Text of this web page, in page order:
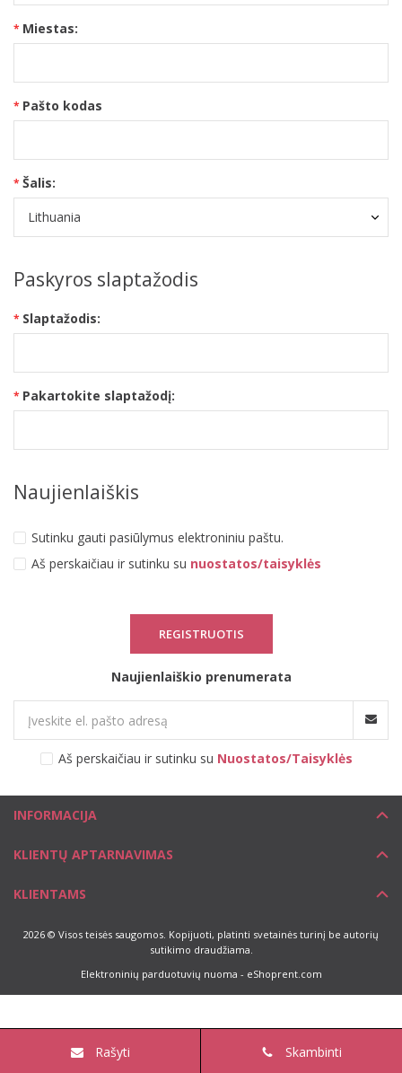
Miestas:
Pašto kodas
Šalis:
Paskyros slaptažodis
Slaptažodis:
Pakartokite slaptažodį:
Naujienlaiškis
Sutinku gauti pasiūlymus elektroniniu paštu.
Aš perskaičiau ir sutinku su nuostatos/taisyklės
Naujienlaiškio prenumerata
Aš perskaičiau ir sutinku su Nuostatos/Taisyklės
INFORMACIJA
KLIENTŲ APTARNAVIMAS
KLIENTAMS
2026 © Visos teisės saugomos. Kopijuoti, platinti svetainės turinį be autorių
sutikimo draudžiama.
Elektroninių parduotuvių nuoma - eShoprent.com
Rašyti Skambinti